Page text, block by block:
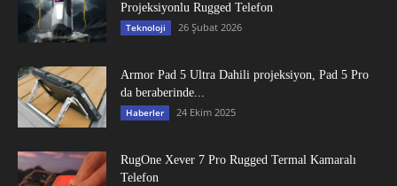
Projeksiyonlu Rugged Telefon
Teknoloji 26 Şubat 2026
Armor Pad 5 Ultra Dahili projeksiyon, Pad 5 Pro
da beraberinde...
Haberler 24 Ekim 2025
RugOne Xever 7 Pro Rugged Termal Kamaralı
Telefon